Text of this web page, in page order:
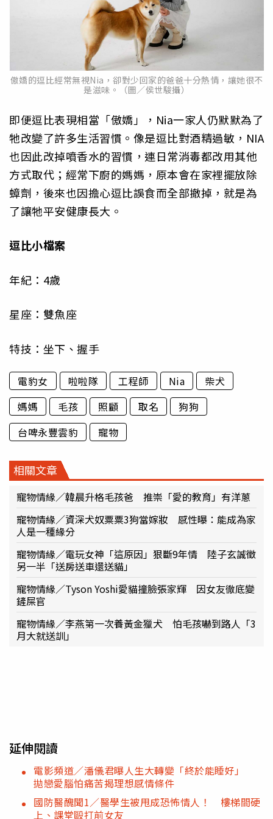
傲嬌的逗比經常無視Nia，卻對少回家的爸爸十分熱情，讓她很不
是滋味。（圖／侯世駿攝）
即便逗比表現相當「傲嬌」，Nia一家人仍默默為了
牠改變了許多生活習慣。像是逗比對酒精過敏，NIA
也因此改掉噴香水的習慣，連日常消毒都改用其他
方式取代；經常下廚的媽媽，原本會在家裡擺放除
蟑劑，後來也因擔心逗比誤食而全部撤掉，就是為
了讓牠平安健康長大。
逗比小檔案
年紀：4歲
星座：雙魚座
特技：坐下、握手
電豹女 啦啦隊 工程師 Nia
柴犬
媽媽
毛孩 照顧 取名
狗狗
台啤永豐雲豹
寵物
相關文章
寵物情緣／韓晨升格毛孩爸 推崇「愛的教育」有洋蔥
寵物情緣／資深犬奴粟粟3狗當嫁妝 感性曝：能成為家
人是一種緣分
寵物情緣／電玩女神「這原因」狠斷9年情 陸子玄誠徵
另一半「送房送車還送貓」
寵物情緣／Tyson Yoshi愛貓撞臉張家輝 因女友徹底變
鏟屎官
寵物情緣／李燕第一次養黃金獵犬 怕毛孩嚇到路人「3
月大就送訓」
延伸閱讀
電影頻道／潘儀君曝人生大轉變「終於能睡好」
拋戀愛腦怕痛苦揭理想感情條件
國防醫醜聞1／醫學生被甩成恐怖情人！ 樓梯間硬
上、課堂毆打前女友